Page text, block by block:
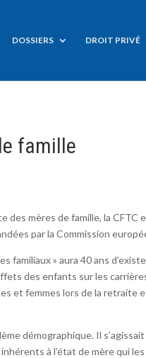
DOSSIERS DROIT PRIVÉ
famille
des mères de famille, la
par la Commission
familiaux » aura 40 ans
des enfants sur les
et femmes lors de la retraite
démographique. Il
à l’état de mère qui